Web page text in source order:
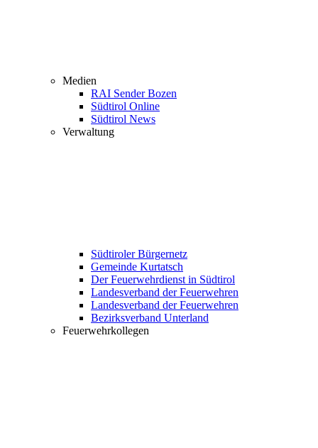
Medien
RAI Sender Bozen
Südtirol Online
Südtirol News
Verwaltung
Südtiroler Bürgernetz
Gemeinde Kurtatsch
Der Feuerwehrdienst in Südtirol
Landesverband der Feuerwehren
Landesverband der Feuerwehren
Bezirksverband Unterland
Feuerwehrkollegen